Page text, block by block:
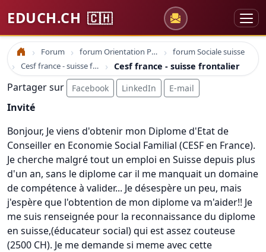
EDUCH.CH 🇨🇭
Accueil Forum forum Orientation Professionnelle
forum Sociale suisse
Cesf france - suisse frontalier
Cesf france - suisse frontalier
Partager sur Facebook LinkedIn E-mail
Invité
Bonjour, Je viens d'obtenir mon Diplome d'Etat de
Conseiller en Economie Social Familial (CESF en France).
Je cherche malgré tout un emploi en Suisse depuis plus
d'un an, sans le diplome car il me manquait un domaine
de compétence à valider... Je désespère un peu, mais
j'espère que l'obtention de mon diplome va m'aider!! Je
me suis renseignée pour la reconnaissance du diplome
en suisse,(éducateur social) qui est assez couteuse
(2500 CH). Je me demande si meme avec cette